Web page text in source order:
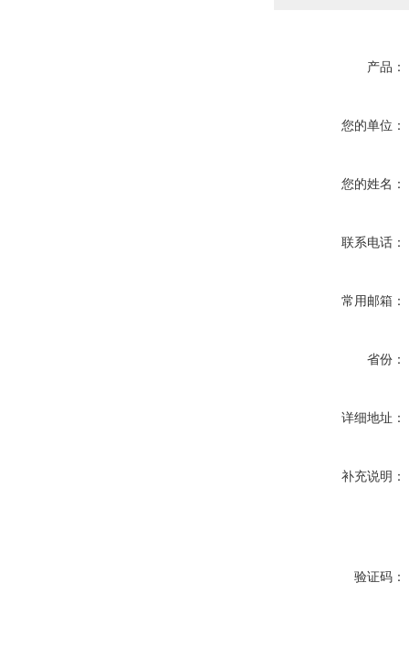
产品：
您的单位：
您的姓名：
联系电话：
常用邮箱：
省份：
详细地址：
补充说明：
验证码：